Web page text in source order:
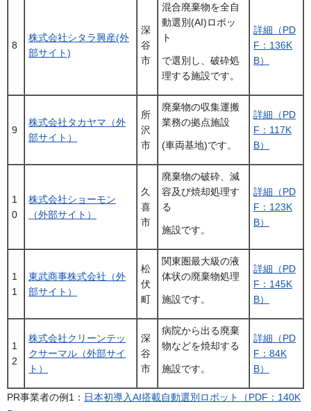
8
株式会社シタラ興産(外
部サイト)
深
谷
市
混合廃棄物を全自
動選別(AI)ロボッ
ト
で選別し、破砕処
理する施設です。
詳細（PD
F：136K
B）
9
株式会社タカヤマ（外
部サイト）
所
沢
市
廃棄物の収集運搬
業務の拠点施設
(車両基地)です。
詳細（PD
F：117K
B）
1
0
株式会社ショーモン
（外部サイト）
久
喜
市
廃棄物の破砕、減
容及び焼却処理す
る
施設です。
詳細（PD
F：123K
B）
1
1
東武商事株式会社（外
部サイト）
松
伏
町
関東圏最大級の液
体状の廃棄物処理
施設です。
詳細（PD
F：145K
B）
1
2
株式会社クリーンテッ
クサーマル（外部サイ
ト）
深
谷
市
病院から出る廃棄
物などを焼却する
施設です。
詳細（PD
F：84K
B）
PR事業者の例1： 日本初導入AI搭載自動選別ロボット（PDF：140K